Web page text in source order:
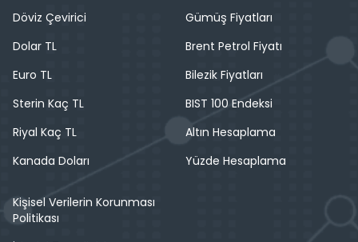
Döviz Çevirici
Dolar TL
Euro TL
Sterin Kaç TL
Riyal Kaç TL
Kanada Doları
Gümüş Fiyatları
Brent Petrol Fiyatı
Bilezik Fiyatları
BIST 100 Endeksi
Altın Hesaplama
Yüzde Hesaplama
Kişisel Verilerin Korunması
Politikası